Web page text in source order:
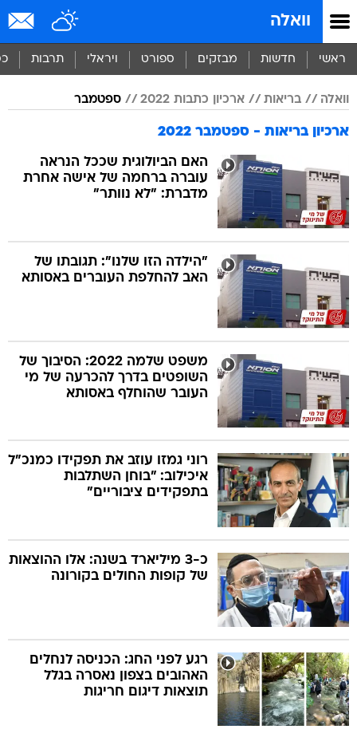
וואלה
ראשי חדשות מבזקים ספורט ויראלי תרבות
וואלה בריאות ארכיון כתבות 2022 ספטמבר
ארכיון בריאות - ספטמבר 2022
האם הביולוגית שככל הנראה
עוברה ברחמה של אישה אחרת
מדברת: "לא נוותר"
"הילדה הזו שלנו": תגובתו של
האב להחלפת העוברים באסותא
משפט שלמה 2022: הסיבוך של
השופטים בדרך להכרעה של מי
העובר שהוחלף באסותא
רוני גמזו עוזב את תפקידו כמנכ"ל
איכילוב: "בוחן השתלבות
בתפקידים ציבוריים"
כ-3 מיליארד בשנה: אלו ההוצאות
של קופות החולים בקורונה
רגע לפני החג: הכניסה לנחלים
האהובים בצפון נאסרה בגלל
תוצאות דיגום חריגות